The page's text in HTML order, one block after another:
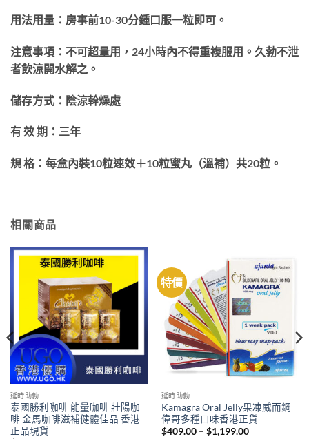
用法用量：房事前10-30分鍾口服一粒即可。
注意事項：不可超量用，24小時內不得重複服用。久勃不泄
者飲涼開水解之。
儲存方式：陰涼幹燥處
有 效 期：三年
規 格：每盒內裝10粒速效＋10粒蜜丸（溫補）共20粒。
相關商品
延時助勃
泰國勝利咖啡 能量咖啡 壯陽咖
啡 金馬咖啡滋補健體佳品 香港
正品現貨
特價
延時助勃
Kamagra Oral Jelly果凍威而鋼
偉哥多種口味香港正貨
$409.00 – $1,199.00Price